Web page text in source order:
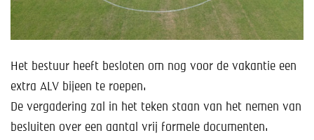
Het bestuur heeft besloten om nog voor de vakantie een
extra ALV bijeen te roepen.
De vergadering zal in het teken staan van het nemen van
besluiten over een aantal vrij formele documenten.